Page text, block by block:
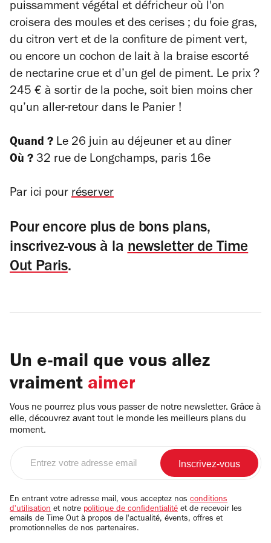
puissamment végétal et défricheur où l'on
croisera des moules et des cerises ; du foie gras,
du citron vert et de la confiture de piment vert,
ou encore un cochon de lait à la braise escorté
de nectarine crue et d’un gel de piment. Le prix ?
245 € à sortir de la poche, soit bien moins cher
qu’un aller-retour dans le Panier !
Quand ? Le 26 juin au déjeuner et au dîner
Où ? 32 rue de Longchamps, paris 16e
Par ici pour réserver
Pour encore plus de bons plans,
inscrivez-vous à lanewsletter de Time
Out Paris.
Un e-mail que vous allez
vraiment aimer
Vous ne pourrez plus vous passer de notre newsletter. Grâce à
elle, découvrez avant tout le monde les meilleurs plans du
moment.
email
En entrant votre adresse mail, vous acceptez nos conditions
d'utilisation et notre politique de confidentialité et de recevoir les
emails de Time Out à propos de l'actualité, évents, offres et
promotionnelles de nos partenaires.